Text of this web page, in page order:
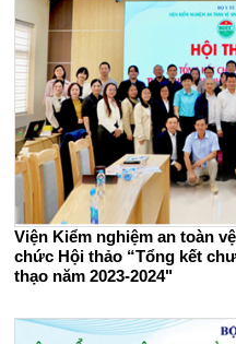
Viện Kiểm nghiệm an toàn
chức Hội thảo “Tổng kết
thạo năm 2023-2024"